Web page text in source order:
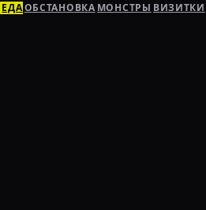
ЕДАОБСТАНОВКА МОНСТРЫ ВИЗИТКИ